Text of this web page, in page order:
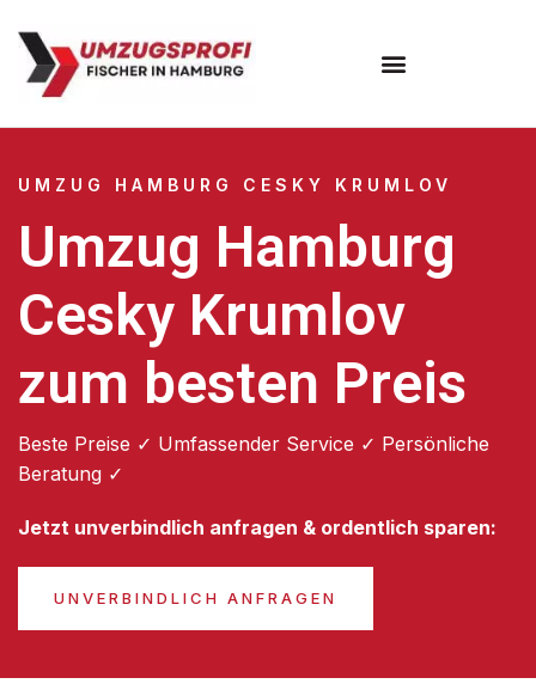
UMZUG HAMBURG CESKY KRUMLOV
Umzug Hamburg
Cesky Krumlov
zum besten Preis
Beste Preise ✓ Umfassender Service ✓ Persönliche
Beratung ✓
Jetzt unverbindlich anfragen & ordentlich sparen:
UNVERBINDLICH ANFRAGEN